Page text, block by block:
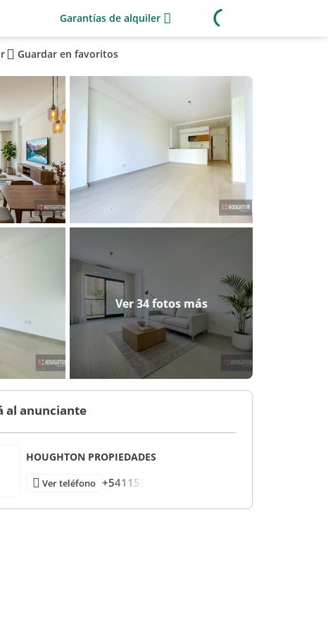
Garantías de alquiler
Guardar en favoritos
Ver 34 fotos más
al anunciante
HOUGHTON PROPIEDADES
Ver teléfono +541153